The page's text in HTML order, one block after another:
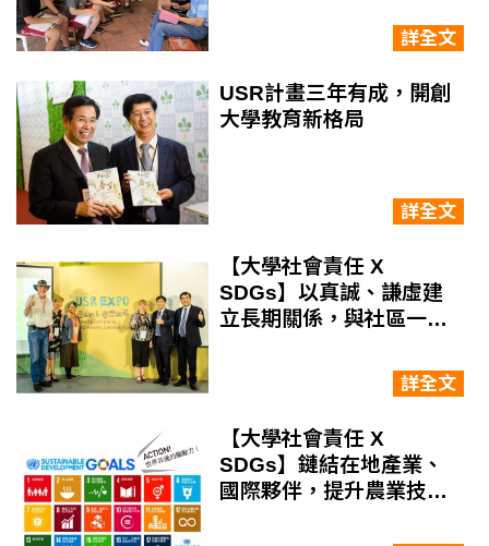
詳全文
USR計畫三年有成，開創
大學教育新格局
詳全文
【大學社會責任 X
SDGs】以真誠、謙虛建
立長期關係，與社區一同
詳全文
【大學社會責任 X
SDGs】鏈結在地產業、
國際夥伴，提升農業技